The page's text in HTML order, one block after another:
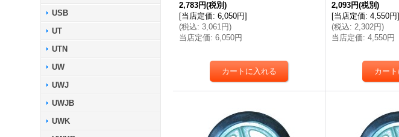
USB
UT
UTN
UW
UWJ
UWJB
UWK
2,783円(税別)
[当店定価: 6,050円]
(税込: 3,061円)
当店定価: 6,050円
2,093円(税別)
[当店定価: 4,550円]
(税込: 2,302円)
当店定価: 4,550円